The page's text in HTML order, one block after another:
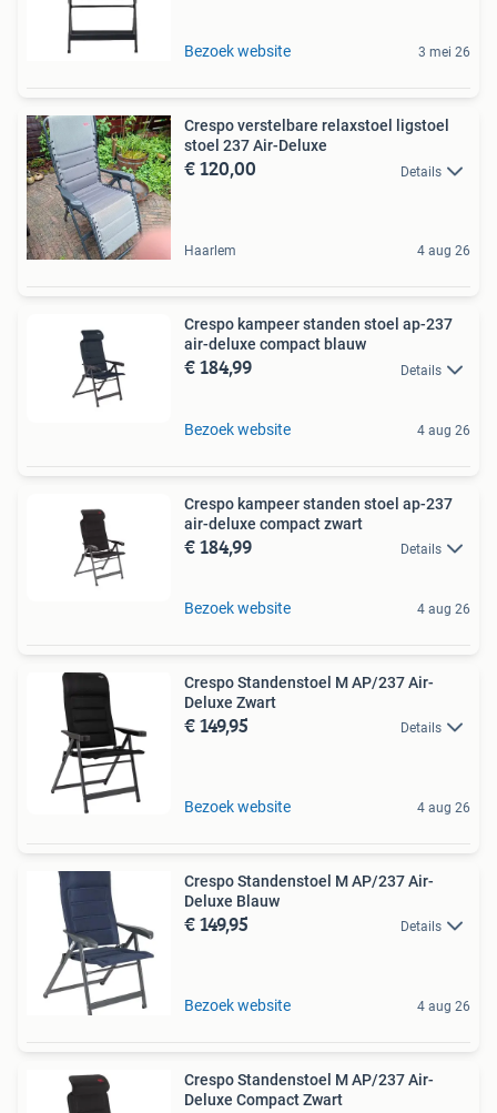
Bezoek website 3 mei 26
Crespo verstelbare relaxstoel ligstoel
stoel 237 Air-Deluxe
€ 120,00 Details
Haarlem 4 aug 26
Crespo kampeer standen stoel ap-237
air-deluxe compact blauw
€ 184,99 Details
Bezoek website 4 aug 26
Crespo kampeer standen stoel ap-237
air-deluxe compact zwart
€ 184,99 Details
Bezoek website 4 aug 26
Crespo Standenstoel M AP/237 Air-
Deluxe Zwart
€ 149,95 Details
Bezoek website 4 aug 26
Crespo Standenstoel M AP/237 Air-
Deluxe Blauw
€ 149,95 Details
Bezoek website 4 aug 26
Crespo Standenstoel M AP/237 Air-
Deluxe Compact Zwart